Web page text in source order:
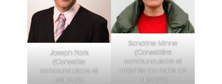
Joseph Paris
(Conseiller
communautaire et
maire de
Sandrine Minne
(Conseillère
communautaire et
adjointe au maire de
Lahonce)